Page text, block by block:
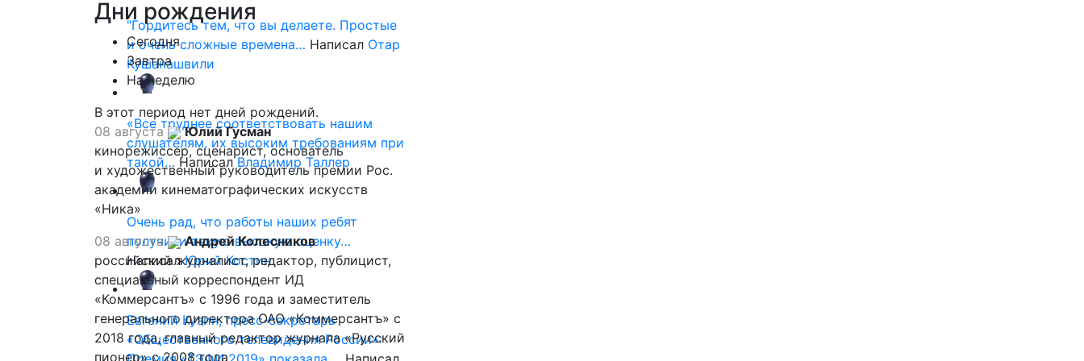
"Гордитесь тем, что вы делаете. Простые
и очень сложные времена… Написал Отар
Кушанашвили
«Все труднее соответствовать нашим
слушателям, их высоким требованиям при
такой… НаписалВладимир Таллер
Очень рад, что работы наших ребят
получили такую высокую оценку…
НаписалЮрий Костин
Евгений Кузин, пресс-секретарь
«Общественного телевидения России»:
Дни рождения
Сегодня
Завтра
На неделю
В этот период нет дней рождений.
08 августа
Юлий Гусман
кинорежиссер, сценарист, основатель
и художественный руководитель премии Рос.
академии кинематографических искусств
«Ника»
08 августа
Андрей Колесников
российский журналист, редактор, публицист,
специальный корреспондент ИД
«Коммерсантъ» с 1996 года и заместитель
генерального директора ОАО «Коммерсантъ» с
2018 года, главный редактор журнала «Русский
пионер» с 2008 года